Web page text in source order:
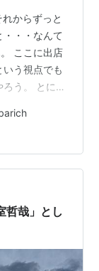
からずっと
・・なんて
ここに出店
う視点でも
う。 とにか
こから聴い
らよかっ
・」も！ 感
ックが響き
。 Nulbaric…
哲哉」とし